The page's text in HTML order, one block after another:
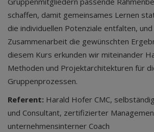
schaffen, damit gemeinsames Lernen
die individuellen Potenziale entfalten, und
Zusammenarbeit die gewünschten
diesem Kurs erkunden wir miteinander
Methoden und Projektarchitekturen für
Gruppenprozessen.
Referent: Harald Hofer CMC,
und Consultant, zertifizierter
unternehmensinterner Coach